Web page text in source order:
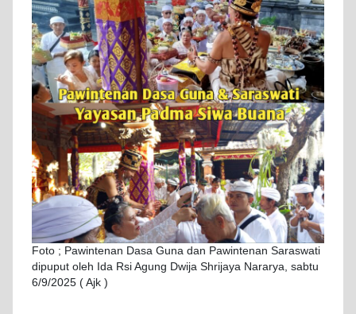
Foto ; Pawintenan Dasa Guna dan Pawintenan Saraswati
dipuput oleh Ida Rsi Agung Dwija Shrijaya Nararya, sabtu
6/9/2025 ( Ajk )